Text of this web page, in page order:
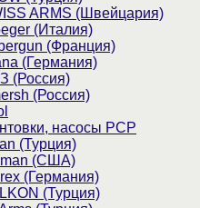
ARMS (Швейцария)
(Италия)
(Франция)
(Германия)
(Россия)
(Россия)
насосы PCP
(Турция)
(США)
(Германия)
(Турция)